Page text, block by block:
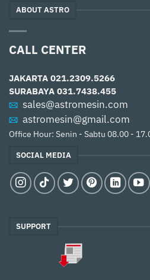
ABOUT ASTRO
CALL CENTER
JAKARTA 021.2309.5266
SURABAYA 031.7438.455
sales@astromesin.com
astromesin@gmail.com
Office Hour: Senin - Sabtu 08.00 -
SOCIAL MEDIA
SUPPORT